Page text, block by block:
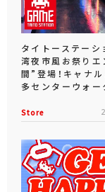
タイトーステーシ
湾夜市風お祭りエ
間”登場！キャナ
多センターウォ
Store